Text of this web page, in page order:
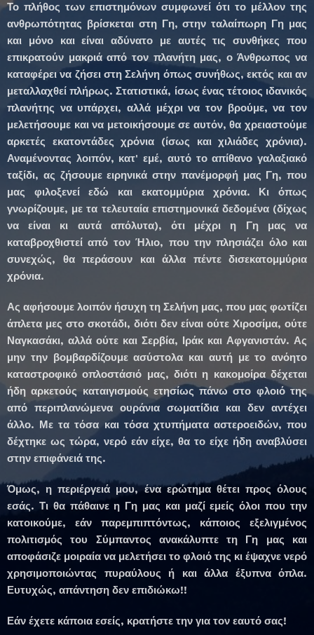
Το πλήθος των επιστημόνων συμφωνεί ότι το μέλλον της
ανθρωπότητας βρίσκεται στη Γη, στην ταλαίπωρη Γη μας
και μόνο και είναι αδύνατο με αυτές τις συνθήκες που
επικρατούν μακριά από τον πλανήτη μας, ο Άνθρωπος να
καταφέρει να ζήσει στη Σελήνη όπως συνήθως, εκτός και αν
μεταλλαχθεί πλήρως. Στατιστικά, ίσως ένας τέτοιος ιδανικός
πλανήτης να υπάρχει, αλλά μέχρι να τον βρούμε, να τον
μελετήσουμε και να μετοικήσουμε σε αυτόν, θα χρειαστούμε
αρκετές εκατοντάδες χρόνια (ίσως και χιλιάδες χρόνια).
Αναμένοντας λοιπόν, κατ' εμέ, αυτό το απίθανο γαλαξιακό
ταξίδι, ας ζήσουμε ειρηνικά στην πανέμορφή μας Γη, που
μας φιλοξενεί εδώ και εκατομμύρια χρόνια. Κι όπως
γνωρίζουμε, με τα τελευταία επιστημονικά δεδομένα (δίχως
να είναι κι αυτά απόλυτα), ότι μέχρι η Γη μας να
καταβροχθιστεί από τον Ήλιο, που την πλησιάζει όλο και
συνεχώς, θα περάσουν και άλλα πέντε δισεκατομμύρια
χρόνια.
Ας αφήσουμε λοιπόν ήσυχη τη Σελήνη μας, που μας φωτίζει
άπλετα μες στο σκοτάδι, διότι δεν είναι ούτε Χιροσίμα, ούτε
Ναγκασάκι, αλλά ούτε και Σερβία, Ιράκ και Αφγανιστάν. Ας
μην την βομβαρδίζουμε ασύστολα και αυτή με το ανόητο
καταστροφικό οπλοστάσιό μας, διότι η κακομοίρα δέχεται
ήδη αρκετούς καταιγισμούς ετησίως πάνω στο φλοιό της
από περιπλανώμενα ουράνια σωματίδια και δεν αντέχει
άλλο. Με τα τόσα και τόσα χτυπήματα αστεροειδών, που
δέχτηκε ως τώρα, νερό εάν είχε, θα το είχε ήδη αναβλύσει
στην επιφάνειά της.
Όμως, η περιέργειά μου, ένα ερώτημα θέτει προς όλους
εσάς. Τι θα πάθαινε η Γη μας και μαζί εμείς όλοι που την
κατοικούμε, εάν παρεμπιπτόντως, κάποιος εξελιγμένος
πολιτισμός του Σύμπαντος ανακάλυπτε τη Γη μας και
αποφάσιζε μοιραία να μελετήσει το φλοιό της κι έψαχνε νερό
χρησιμοποιώντας πυραύλους ή και άλλα έξυπνα όπλα.
Ευτυχώς, απάντηση δεν επιδιώκω!!
Εάν έχετε κάποια εσείς, κρατήστε την για τον εαυτό σας!